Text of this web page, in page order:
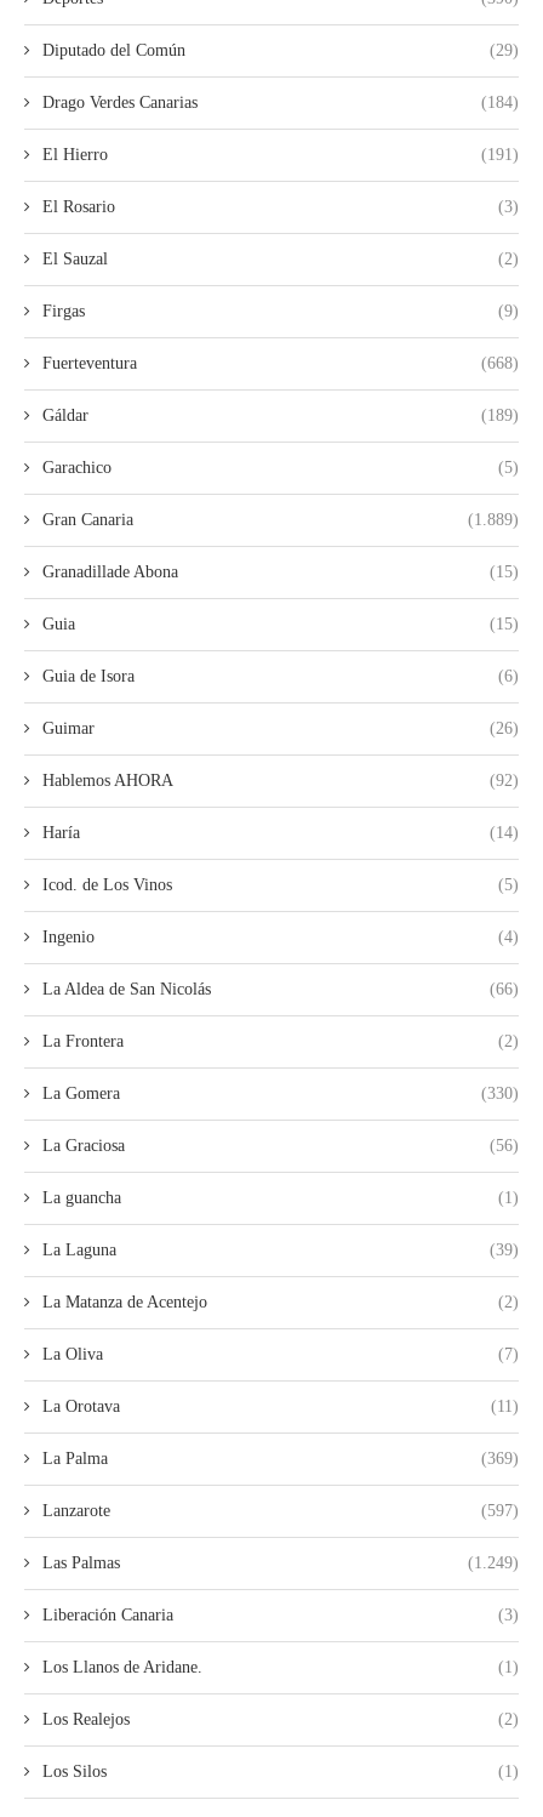
Diputado del Común (29)
Drago Verdes Canarias (184)
El Hierro (191)
El Rosario (3)
El Sauzal (2)
Firgas (9)
Fuerteventura (668)
Gáldar (189)
Garachico (5)
Gran Canaria (1.889)
Granadillade Abona (15)
Guia (15)
Guia de Isora (6)
Guimar (26)
Hablemos AHORA (92)
Haría (14)
Icod. de Los Vinos (5)
Ingenio (4)
La Aldea de San Nicolás (66)
La Frontera (2)
La Gomera (330)
La Graciosa (56)
La guancha (1)
La Laguna (39)
La Matanza de Acentejo (2)
La Oliva (7)
La Orotava (11)
La Palma (369)
Lanzarote (597)
Las Palmas (1.249)
Liberación Canaria (3)
Los Llanos de Aridane. (1)
Los Realejos (2)
Los Silos (1)